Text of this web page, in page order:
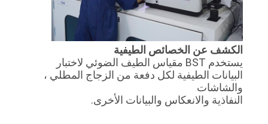
الكشف عن الخصائص الطيفية
يستخدم BST مقياس الطيف الضوئي لاختبار
البيانات الطيفية لكل دفعة من الزجاج المطلي ،
والشاشات
النفاذية والانعكاس والبيانات الأخرى.